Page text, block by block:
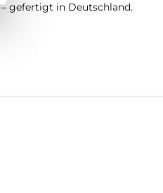
gefertigt in Deutschland.